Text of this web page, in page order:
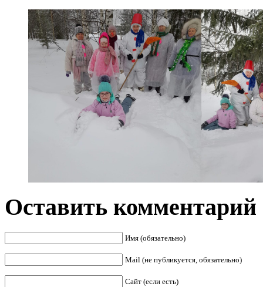
Оставить комментарий
Имя (обязательно)
Mail (не публикуется, обязательно)
Сайт (если есть)